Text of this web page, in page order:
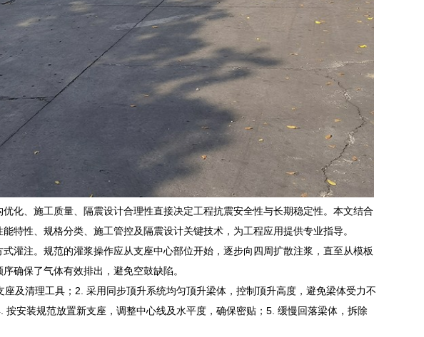
化、施工质量、隔震设计合理性直接决定工程抗震安全性与长期稳定性。本文结合
特性、规格分类、施工管控及隔震设计关键技术，为工程应用提供专业指导。
灌注。规范的灌浆操作应从支座中心部位开始，逐步向四周扩散注浆，直至从模板
确保了气体有效排出，避免空鼓缺陷。
及清理工具；2. 采用同步顶升系统均匀顶升梁体，控制顶升高度，避免梁体受力不
安装规范放置新支座，调整中心线及水平度，确保密贴；5. 缓慢回落梁体，拆除